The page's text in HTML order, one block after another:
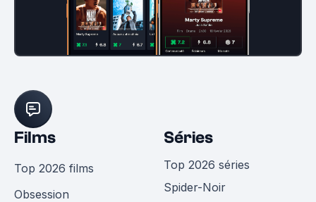
Films
Top 2026 films
Obsession
Séries
Top 2026 séries
Spider-Noir